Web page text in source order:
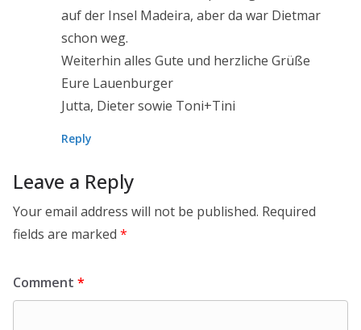
auf der Insel Madeira, aber da war Dietmar
schon weg.
Weiterhin alles Gute und herzliche Grüße
Eure Lauenburger
Jutta, Dieter sowie Toni+Tini
Reply
Leave a Reply
Your email address will not be published. Required
fields are marked *
Comment *